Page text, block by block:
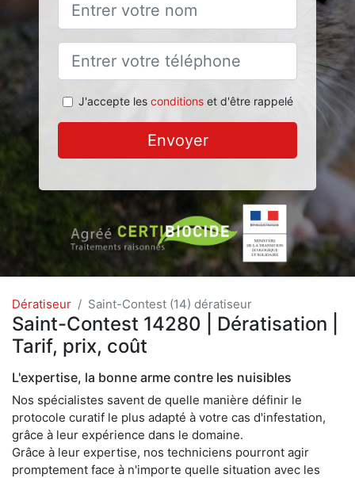
J'accepte les conditionset d'être rappelé
Envoyer
Dératiseur Saint-Contest (14) dératiseur
Saint-Contest 14280 | Dératisation |
Tarif, prix, coût
L'expertise, la bonne arme contre les nuisibles
Nos spécialistes savent de quelle manière définir le
protocole curatif le plus adapté à votre cas d'infestation,
grâce à leur expérience dans le domaine.
Grâce à leur expertise, nos techniciens pourront agir
promptement face à n'importe quelle situation avec les